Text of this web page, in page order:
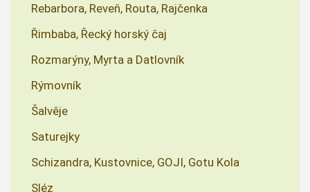
Rebarbora, Reveň, Routa, Rajčenka
Řimbaba, Řecký horský čaj
Rozmarýny, Myrta a Datlovník
Rýmovník
Šalvěje
Saturejky
Schizandra, Kustovnice, GOJI, Gotu Kola
Sléz